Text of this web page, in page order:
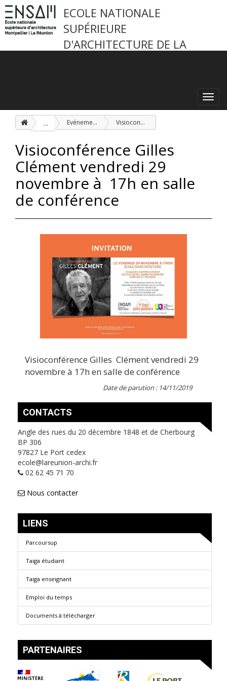
ECOLE NATIONALE
SUPÉRIEURE
D'ARCHITECTURE DE LA
...
Evénements Visioconférence Gilles Clément vendredi 29 novembre à 17h en salle de conférence
Visioconférence Gilles
Clément vendredi 29
novembre à 17h en salle
de conférence
Visioconférence Gilles Clément vendredi 29
novembre à 17h en salle de conférence
Date de parution : 14/11/2019
CONTACTS
Angle des rues du 20 décembre 1848 et de Cherbourg
BP 306
97827 Le Port cedex
ecole@lareunion-archi.fr
02 62 45 71 70
Nous contacter
LIENS
Parcoursup
Taiga étudiant
Taiga enseignant
Emploi du temps
Documents à télécharger
PARTENAIRES